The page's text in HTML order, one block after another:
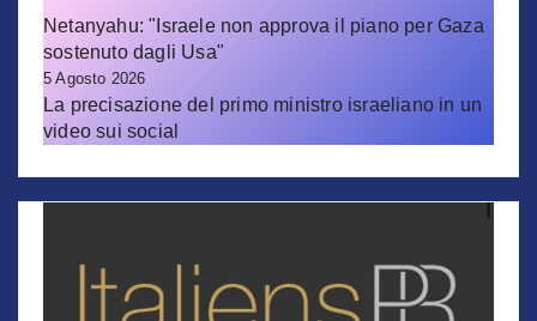
Netanyahu: "Israele non approva il piano per Gaza
sostenuto dagli Usa"
5 Agosto 2026
La precisazione del primo ministro israeliano in un
video sui social